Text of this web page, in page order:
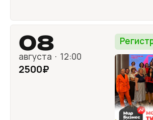
08
августа · 12:00
2500₽